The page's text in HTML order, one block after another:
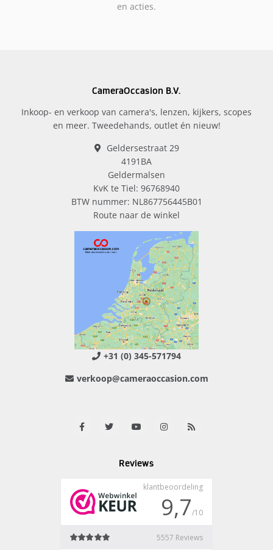
en acties.
CameraOccasion B.V.
Inkoop- en verkoop van camera's, lenzen, kijkers, scopes
en meer. Tweedehands, outlet én nieuw!
Geldersestraat 29
4191BA
Geldermalsen
KvK te Tiel: 96768940
BTW nummer: NL867756445B01
Route naar de winkel
+31 (0) 345-571794
verkoop@cameraoccasion.com
Reviews